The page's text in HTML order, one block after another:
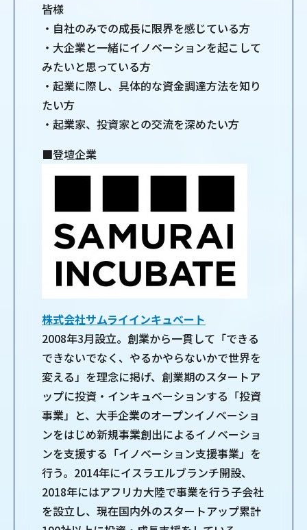
皆様
・自社のみでの成長に限界を感じている方
・大企業と一緒にイノベーションを起こして
みたいと思っている方
・起業に際し、具体的な資金調達方法を知り
たい方
・起業家、投資家との交流を深めたい方
■登壇企業
株式会社サムライインキュベート
2008年3月設立。創業から一貫して「できる
できないでなく、やるかやらないかで世界を
変える」を理念に掲げ、創業期のスタートア
ップに投資・インキュベーションする「投資
事業」と、大手企業のオープンイノベーショ
ンをはじめ新規事業創出によるイノベーショ
ンを支援する「イノベーション支援事業」を
行う。2014年にイスラエルブランチ開設、
2018年にはアフリカ大陸で事業を行う子会社
を設立し、現在国内外のスタートアップ累計